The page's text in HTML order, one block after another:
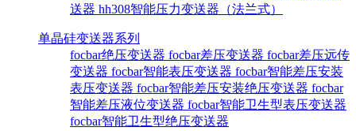
送器 hh308智能压力变送器（法兰式）
单晶硅变送器系列
focbar绝压变送器 focbar差压变送器 focbar差压远传
变送器 focbar智能表压变送器 focbar智能差压安装
表压变送器 focbar智能差压安装绝压变送器 focbar
智能差压液位变送器 focbar智能卫生型表压变送器
focbar智能卫生型绝压变送器